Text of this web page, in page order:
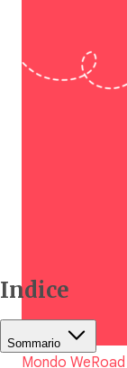
Indice
Sommario
Mondo WeRoad